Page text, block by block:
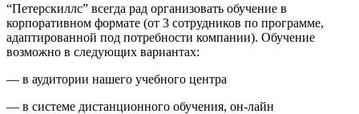
“Петерскиллс” всегда рад организовать обучение в
корпоративном формате (от 3 сотрудников по программе,
адаптированной под потребности компании). Обучение
возможно в следующих вариантах:
— в аудитории нашего учебного центра
— в системе дистанционного обучения, он-лайн